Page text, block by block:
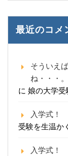
最近のコメ
そういえ
ね・・・。
に 娘の大学
入学式！
受験を生温か
入学式！